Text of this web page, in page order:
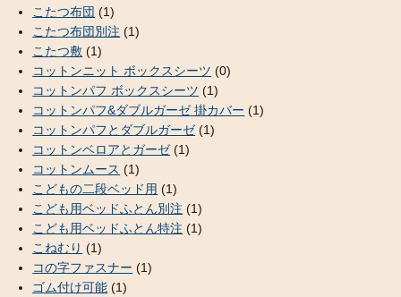
こたつ布団 (1)
こたつ布団別注 (1)
こたつ敷 (1)
コットンニット ボックスシーツ (0)
コットンパフ ボックスシーツ (1)
コットンパフ&ダブルガーゼ 掛カバー (1)
コットンパフとダブルガーゼ(1)
コットンベロアとガーゼ(1)
コットンムース (1)
こどもの二段ベッド用 (1)
こども用ベッドふとん別注 (1)
こども用ベッドふとん特注 (1)
こねむり (1)
コの字ファスナー (1)
ゴム付け可能 (1)